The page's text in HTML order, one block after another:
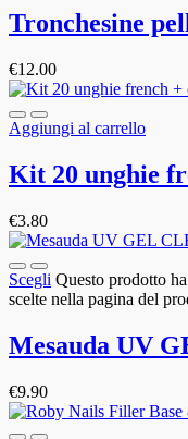
Tronchesine
€12.00
Aggiungi al carrello
Kit 20 unghie
€3.80
Scegli Questo prodotto
scelte nella pagina del
Mesauda UV
€9.90